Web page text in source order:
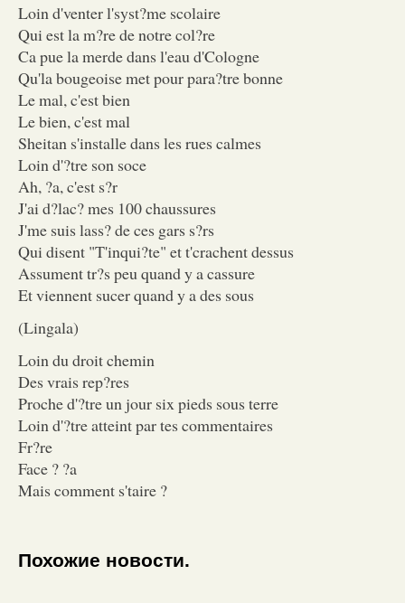
Loin d'venter l'syst?me scolaire
Qui est la m?re de notre col?re
Ca pue la merde dans l'eau d'Cologne
Qu'la bougeoise met pour para?tre bonne
Le mal, c'est bien
Le bien, c'est mal
Sheitan s'installe dans les rues calmes
Loin d'?tre son soce
Ah, ?a, c'est s?r
J'ai d?lac? mes 100 chaussures
J'me suis lass? de ces gars s?rs
Qui disent "T'inqui?te" et t'crachent dessus
Assument tr?s peu quand y a cassure
Et viennent sucer quand y a des sous
(Lingala)
Loin du droit chemin
Des vrais rep?res
Proche d'?tre un jour six pieds sous terre
Loin d'?tre atteint par tes commentaires
Fr?re
Face ? ?a
Mais comment s'taire ?
Похожие новости.